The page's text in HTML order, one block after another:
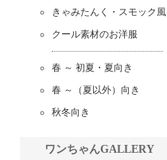
きゃみたんく・スモック風
クール素材のお洋服
春 ～ 初夏・夏向き
春 ～（夏以外）向き
秋冬向き
ワンちゃんGALLERY